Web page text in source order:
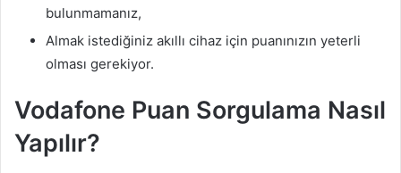
bulunmamanız,
Almak istediğiniz akıllı cihaz için puanınızın yeterli
olması gerekiyor.
Vodafone Puan Sorgulama Nasıl
Yapılır?